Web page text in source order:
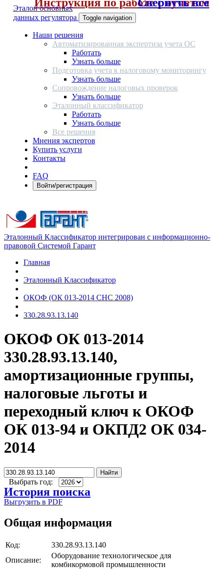
Эталон основных
данных регулятора
Toggle navigation
Наши решения
Автоматизированная экспертиза учета ОС
Работать
Узнать больше
Подготовка учета к налоговому мониторингу
Узнать больше
Сопровождение налоговых проверок
Узнать больше
Эталонный классификатор
Работать
Узнать больше
Все решения
Мнения экспертов
Купить услуги
Контакты
FAQ
Войти/регистрация
Эталонный Классификатор интегрирован с информационно-
правовой Системой Гарант
Главная
Эталонный Классификатор
ОКОФ (ОК 013-2014 СНС 2008)
330.28.93.13.140
ОКОФ ОК 013-2014
330.28.93.13.140,
амортизационные группы,
налоговые льготы и
переходный ключ к ОКОФ
ОК 013-94 и ОКПД2 ОК 034-
2014
Найти
Выбрать год:
История поиска
Выгрузить в PDF
Общая информация
Код:
330.28.93.13.140
Описание:
Оборудование технологическое для
комбикормовой промышленности